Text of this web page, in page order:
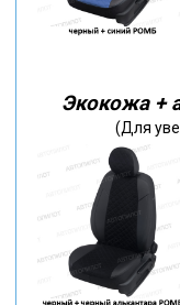
Экокожа +
(Для